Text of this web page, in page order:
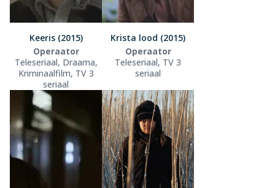
Keeris (2015)
Operaator
Teleseriaal, Draama,
Kriminaalfilm, TV 3
seriaal
Krista lood (2015)
Operaator
Teleseriaal, TV 3
seriaal